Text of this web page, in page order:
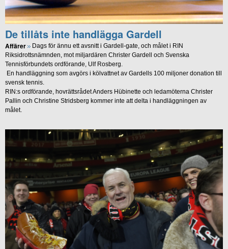
De tillåts inte handlägga Gardell
Affärer
Dags för ännu ett avsnitt i Gardell-gate, och målet i RIN
Riksidrottsnämnden, mot miljardären Christer Gardell och Svenska
Tennisförbundets ordförande, Ulf Rosberg.
En handläggning som avgörs i kölvattnet av Gardells 100 miljoner donation till
svensk tennis.
RIN:s ordförande, hovrättsrådet Anders Hübinette och ledamöterna Christer
Pallin och Christine Stridsberg kommer inte att delta i handläggningen av
målet.